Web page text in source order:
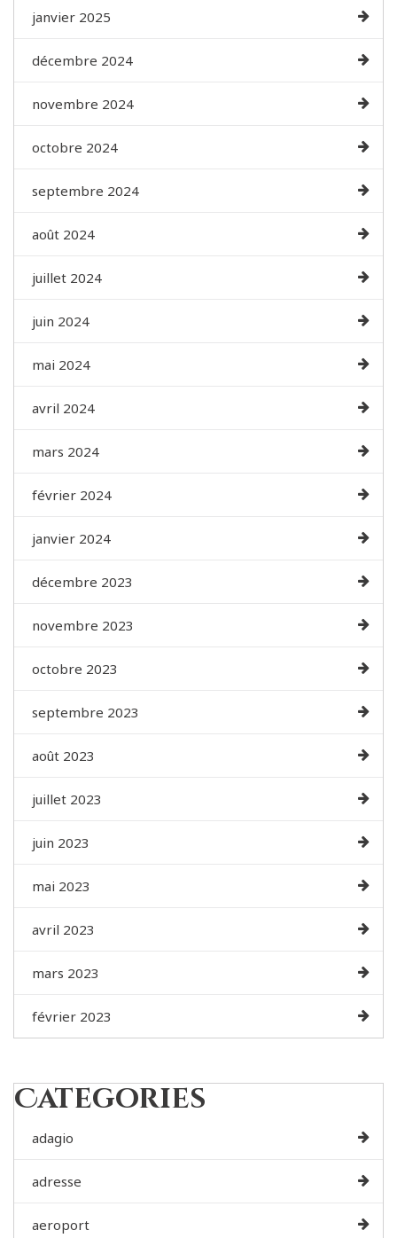
janvier 2025
décembre 2024
novembre 2024
octobre 2024
septembre 2024
août 2024
juillet 2024
juin 2024
mai 2024
avril 2024
mars 2024
février 2024
janvier 2024
décembre 2023
novembre 2023
octobre 2023
septembre 2023
août 2023
juillet 2023
juin 2023
mai 2023
avril 2023
mars 2023
février 2023
Categories
adagio
adresse
aeroport